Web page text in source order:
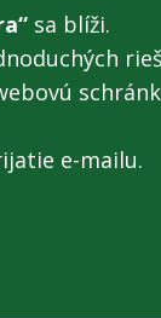
úradu
podľa
do rozpočtu
daniach
Najväčšiu časť
sa blíži.
e-mailu.